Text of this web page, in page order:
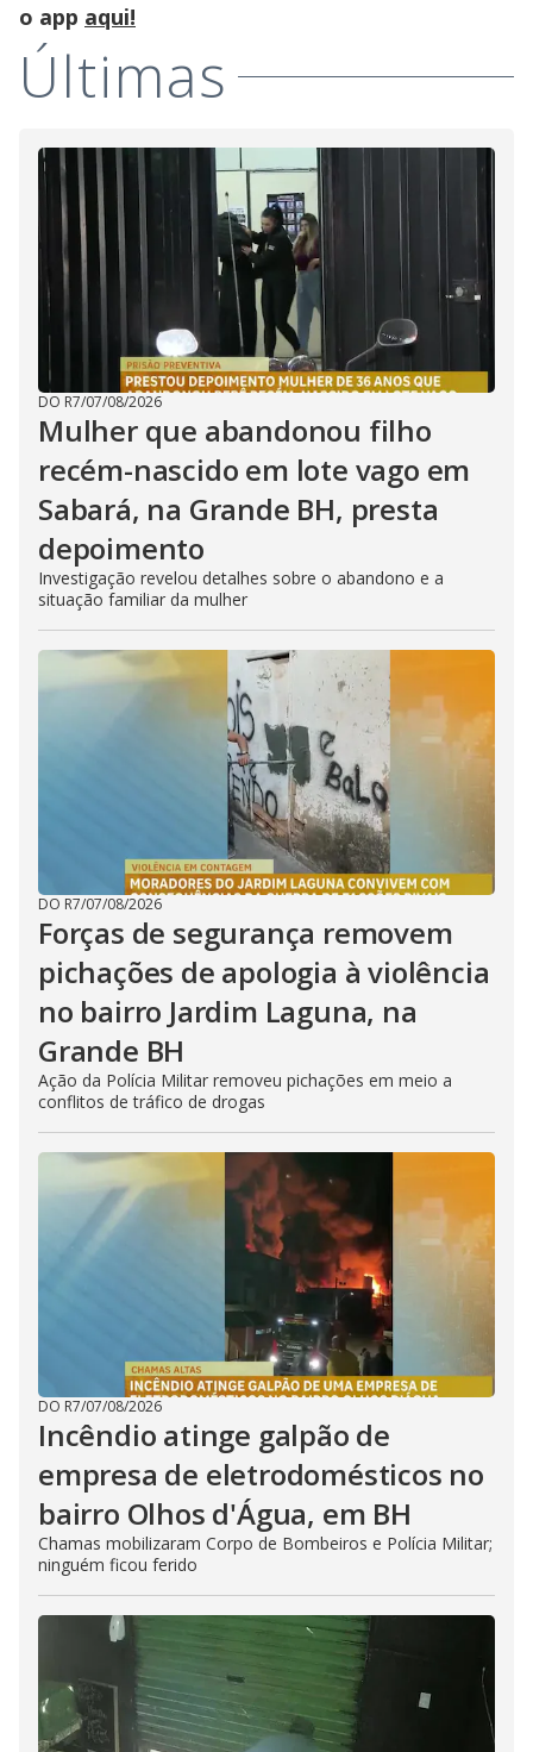
o app aqui!
Últimas
DO R7/07/08/2026
Mulher que abandonou filho
recém-nascido em lote vago em
Sabará, na Grande BH, presta
depoimento
Investigação revelou detalhes sobre o abandono e a
situação familiar da mulher
DO R7/07/08/2026
Forças de segurança removem
pichações de apologia à violência
no bairro Jardim Laguna, na
Grande BH
Ação da Polícia Militar removeu pichações em meio a
conflitos de tráfico de drogas
DO R7/07/08/2026
Incêndio atinge galpão de
empresa de eletrodomésticos no
bairro Olhos d'Água, em BH
Chamas mobilizaram Corpo de Bombeiros e Polícia Militar;
ninguém ficou ferido